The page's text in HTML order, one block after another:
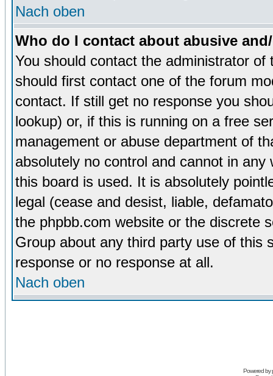
Nach oben
Who do I contact about abusive
You should contact the administrator
should first contact one of the forum
contact. If still get no response you
lookup) or, if this is running on a free
management or abuse department of
absolutely no control and cannot in
this board is used. It is absolutely
legal (cease and desist, liable,
the phpbb.com website or the discrete
Group about any third party use of this
response or no response at all.
Nach oben
Powered by